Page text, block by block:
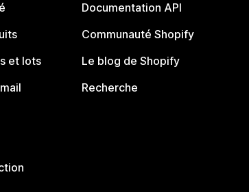
et lots
Documentation API
Communauté Shopify
Le blog de Shopify
Recherche